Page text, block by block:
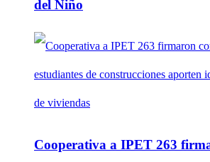
del Niño
Cooperativa a IPET 263